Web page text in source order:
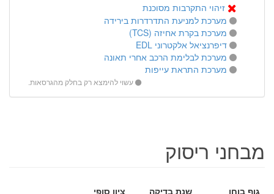
זיהוי התקרבות מסוכנת
מערכת למניעת התדרדרות בירידה
מערכת בקרת אחיזה (TCS)
דיפרנציאל אלקטרוני EDL
מערכת לבלימת הרכב אחרי תאונה
מערכת התראת עייפות
עשוי להימצא רק בחלק מהגרסאות.
מבחני ריסוק
גוף בוחן שנת בדיקה
ציון סופי